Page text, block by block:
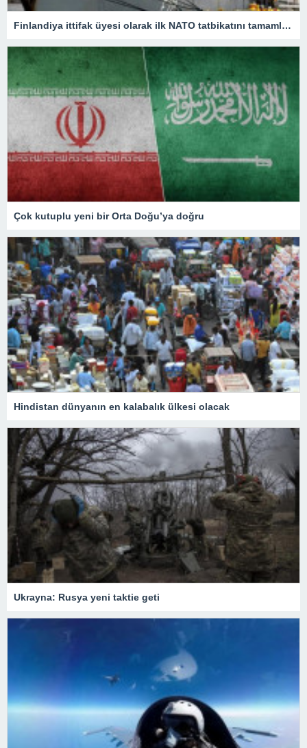
Finlandiya ittifak üyesi olarak ilk NATO tatbikatını tamamladı
Çok kutuplu yeni bir Orta Doğu’ya doğru
Hindistan dünyanın en kalabalık ülkesi olacak
Ukrayna: Rusya yeni taktie geti